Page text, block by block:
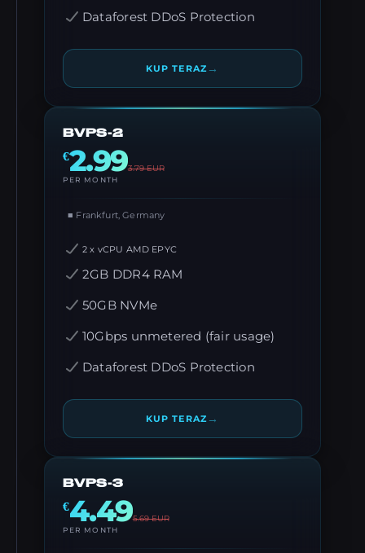
Dataforest DDoS Protection
KUP TERAZ→
BVPS-2
€2.993.79EUR
PER MONTH
■ Frankfurt, Germany
2 x vCPU AMD EPYC
2GB DDR4 RAM
50GB NVMe
10Gbps unmetered (fair usage)
Dataforest DDoS Protection
KUP TERAZ→
BVPS-3
€4.495.69EUR
PER MONTH